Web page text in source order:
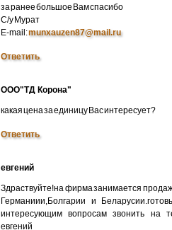
за ранее большое Вам спасибо
С/у Мурат
E-mail:munxauzen87@mail.ru
Ответить
ООО"ТД Корона"
какая цена за единицу Вас интересует?
Ответить
евгений
Здраствуйте!на фирма занимается
Германиии,Болгарии и
интересующим вопросам звонить на
евгений